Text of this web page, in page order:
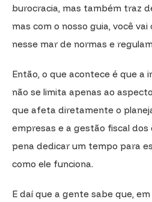
burocracia, mas também traz
mas com o nosso guia, você
nesse mar de normas e
Então, o que acontece é que a
não se limita apenas ao
que afeta diretamente o
empresas e a gestão fiscal dos
pena dedicar um tempo para
como ele funciona.
E daí que a gente sabe que,